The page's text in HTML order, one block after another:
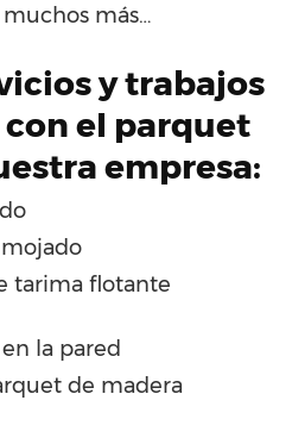
más…
y trabajos
el parquet
empresa:
tarima flotante
la pared
de madera